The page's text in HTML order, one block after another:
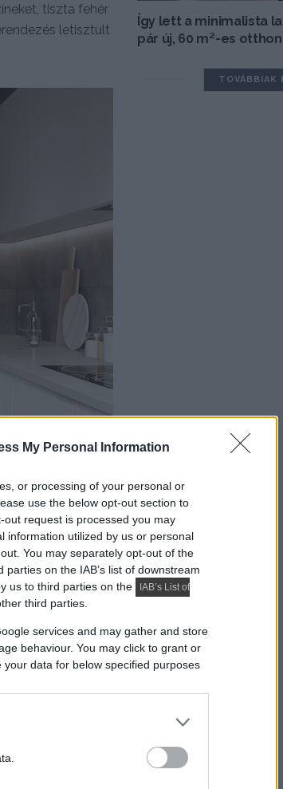
My Personal Information
or processing of your personal or
use the below opt-out section to
request is processed you may
information utilized by us or personal
You may separately opt-out of the
on the IAB’s list of downstream
us to third parties on the
IAB’s List of
third parties.
services and may gather and store
behaviour. You may click to grant or
data for below specified purposes
tiszta fehér
letisztult
– étkező
található. Az
zónák
az
A zuhanyfülkével
megjelenést.
Így lett a minimalista
pár új, 60 m²-es
TOVÁBBIAK